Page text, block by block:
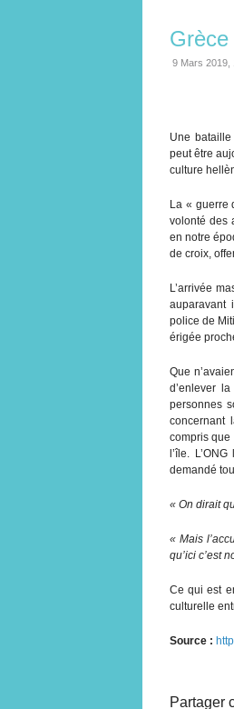
9 Mars 2019,
Une
peut être
culture
La « guerre
volonté des
en notre
de croix,
L’arrivée
auparavant
police de
érigée
Que
d’enlever
personnes
concernant
compris que
l’île.
demandé
« On dirait
« Mais
qu’ici c’est
Ce qui est
culturelle
Source :
Partager